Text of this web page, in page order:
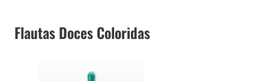
Flautas Doces Coloridas